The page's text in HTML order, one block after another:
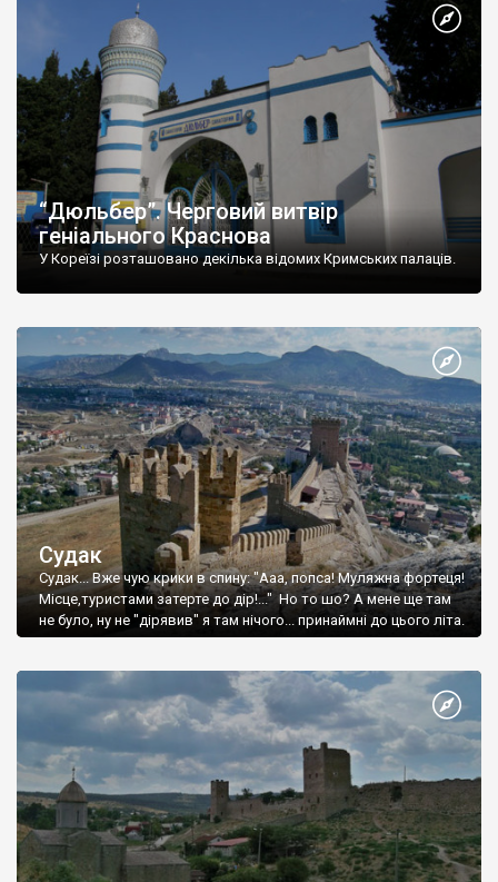
“Дюльбер”. Черговий витвір
геніального Краснова
У Кореїзі розташовано декілька відомих Кримських палаців.
Судак
Судак... Вже чую крики в спину: "Ааа, попса! Муляжна фортеця!
Місце,туристами затерте до дір!..." Но то шо? А мене ще там
не було, ну не "дірявив" я там нічого... принаймні до цього літа.